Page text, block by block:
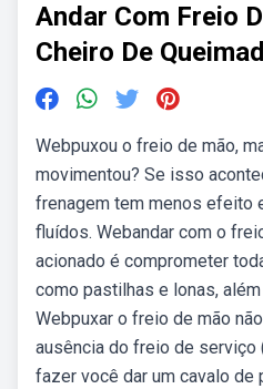
Andar Com Freio
Cheiro De
Webpuxou o freio de mão,
movimentou? Se isso
frenagem tem menos efeito
fluídos. Webandar com o
acionado é comprometer
como pastilhas e lonas,
Webpuxar o freio de mão
ausência do freio de serviço
fazer você dar um cavalo de